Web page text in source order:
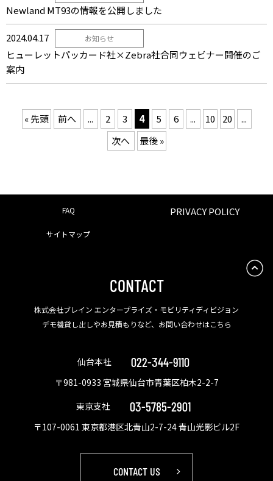
Newland MT93の情報を公開しました
2024.04.17 お知らせ
ヒューレットパッカード社×Zebra社合同ウェビナー開催のご
案内
« 先頭 前へ ... 2 3 4 5 6 ... 10 20
...
次へ
最後 »
FAQ PRIVACY POLICY
サイトマップ
CONTACT
株式会社ブレイン エンタープライズ・モビリティディビジョン
デモ機貸し出しやお見積もりなど、お問い合わせはこちら
仙台本社 022-344-9110
〒981-0933 宮城県仙台市青葉区柏木2-2-7
東京支社
03-5785-2901
〒107-0061 東京都港区北青山2-7-24 青山光影ビル2F
CONTACT US